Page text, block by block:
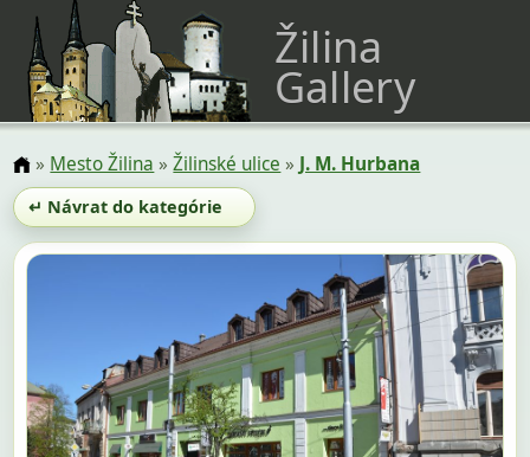
Žilina
Gallery
» Mesto Žilina »Žilinské ulice »J. M. Hurbana
↵ Návrat do kategórie